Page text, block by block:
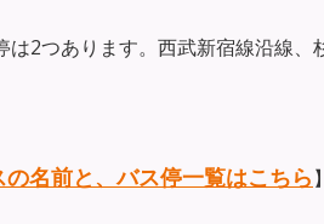
は2つあります。西武新宿線沿線、
の名前と、バス停一覧はこちら】